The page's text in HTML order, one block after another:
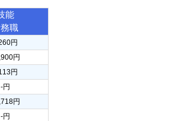
能
職
円
円
円
-円
円
-円